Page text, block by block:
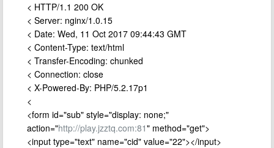
< HTTP/1.1 200 OK
< Server: nginx/1.0.15
< Date: Wed, 11 Oct 2017 09:44:43 GMT
< Content-Type: text/html
< Transfer-Encoding: chunked
< Connection: close
< X-Powered-By: PHP/5.2.17p1
<
<form id="sub" style="display: none;"
action="http://play.jzztq.com:81" method="get">
<input type="text" name="cid" value="22"></input>